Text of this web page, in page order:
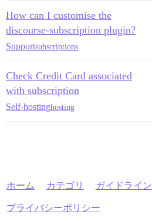
How can I customise the
discourse-subscription plugin?
Supportsubscriptions
Check Credit Card associated
with subscription
Self-hostinghosting
ホーム カテゴリ ガイドライン
プライバシーポリシー